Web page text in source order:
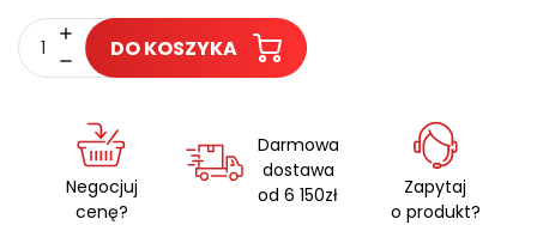
DO KOSZYKA
Negocjuj
cenę?
Darmowa
dostawa
od 6 150zł
Zapytaj
o produkt?